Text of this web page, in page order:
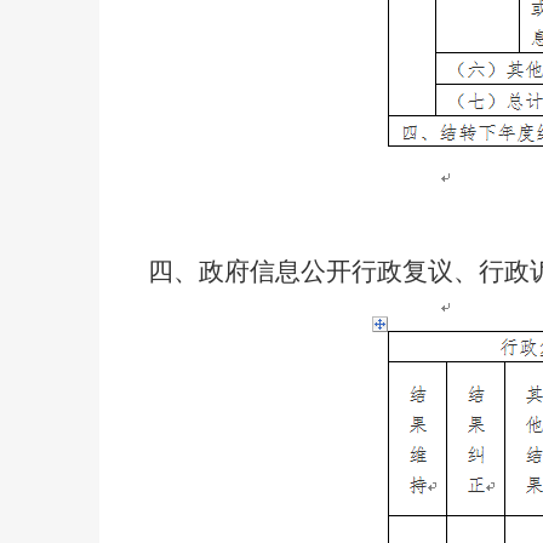
四、政府信息公开行政复议、行政